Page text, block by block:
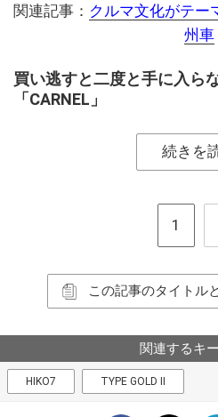
関連記事： クルマ文化がテー
州車
買い逃すと二度と手に入ら
「CARNEL」
続きを
1
この記事のタイトル
関連するキ
HIKO7 TYPE GOLD II